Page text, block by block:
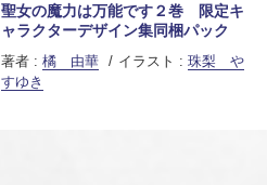
聖女の魔力は万能です２巻 限定キ
ャラクターデザイン集同梱パック
著者 : 橘 由華 イラスト : 珠梨 や
すゆき